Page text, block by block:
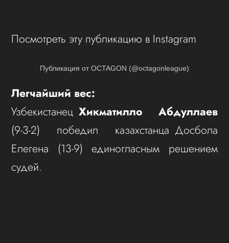
Посмотреть эту публикацию в Instagram
Публикация от OCTAGON (@octagonleague)
Легчайший вес:
УзбекистанецХикматилло Абдуллаев
(9-3-2) победил казахстанца Досбола
Елегена (13-9) единогласным решением
судей.